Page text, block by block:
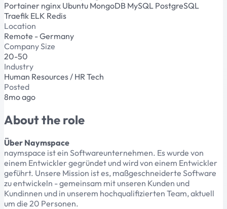
Portainer nginx Ubuntu MongoDB MySQL PostgreSQL
Traefik ELK Redis
Location
Remote - Germany
Company Size
20-50
Industry
Human Resources / HR Tech
Posted
8mo ago
About the role
Über Naymspace
naymspace ist ein Softwareunternehmen. Es wurde von
einem Entwickler gegründet und wird von einem Entwickler
geführt. Unsere Mission ist es, maßgeschneiderte Software
zu entwickeln - gemeinsam mit unseren Kunden und
Kundinnen und in unserem hochqualifizierten Team, aktuell
um die 20 Personen.